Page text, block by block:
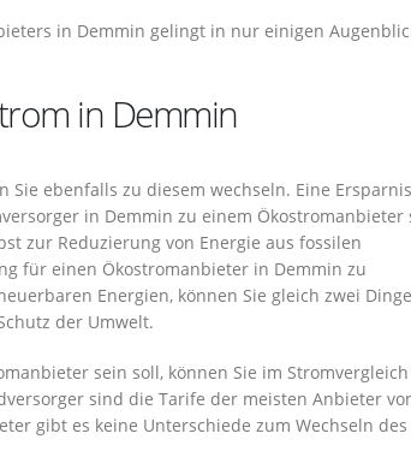
in Demmin gelingt in nur einigen
in Demmin
ebenfalls zu diesem wechseln. Eine
in Demmin zu einem Ökostromanbieter
zur Reduzierung von Energie aus fossilen
für einen Ökostromanbieter in Demmin zu
Energien, können Sie gleich zwei Dinge
der Umwelt.
sein soll, können Sie im
sind die Tarife der meisten Anbieter
gibt es keine Unterschiede zum Wechseln des